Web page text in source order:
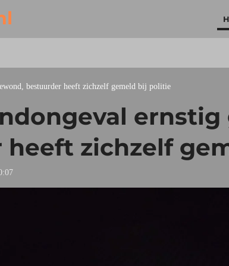
bestuurder heeft zichzelf gemeld bij politie
ernstig
heeft zichzelf